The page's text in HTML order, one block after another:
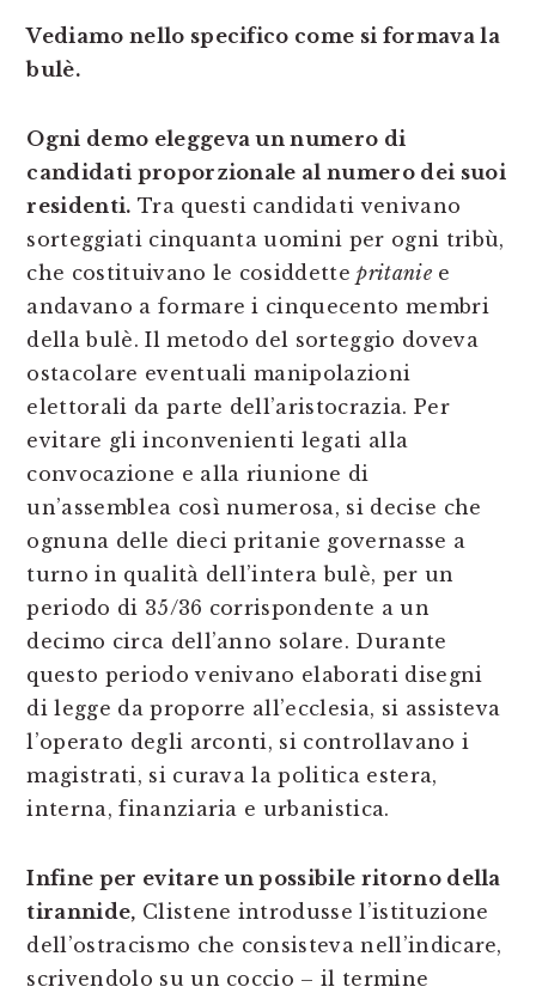
Vediamo nello specifico come si formava la
bulè.
Ogni demo eleggeva un numero di
candidati proporzionale al numero dei suoi
residenti. Tra questi candidati venivano
sorteggiati cinquanta uomini per ogni tribù,
che costituivano le cosiddettepritaniee
andavano a formare i cinquecento membri
della bulè. Il metodo del sorteggio doveva
ostacolare eventuali manipolazioni
elettorali da parte dell’aristocrazia. Per
evitare gli inconvenienti legati alla
convocazione e alla riunione di
un’assemblea così numerosa, si decise che
ognuna delle dieci pritanie governasse a
turno in qualità dell’intera bulè, per un
periodo di 35/36 corrispondente a un
decimo circa dell’anno solare. Durante
questo periodo venivano elaborati disegni
di legge da proporre all’ecclesia, si assisteva
l’operato degli arconti, si controllavano i
magistrati, si curava la politica estera,
interna, finanziaria e urbanistica.
Infine per evitare un possibile ritorno della
tirannide, Clistene introdusse l’istituzione
dell’ostracismo che consisteva nell’indicare,
scrivendolo su un coccio – il termine